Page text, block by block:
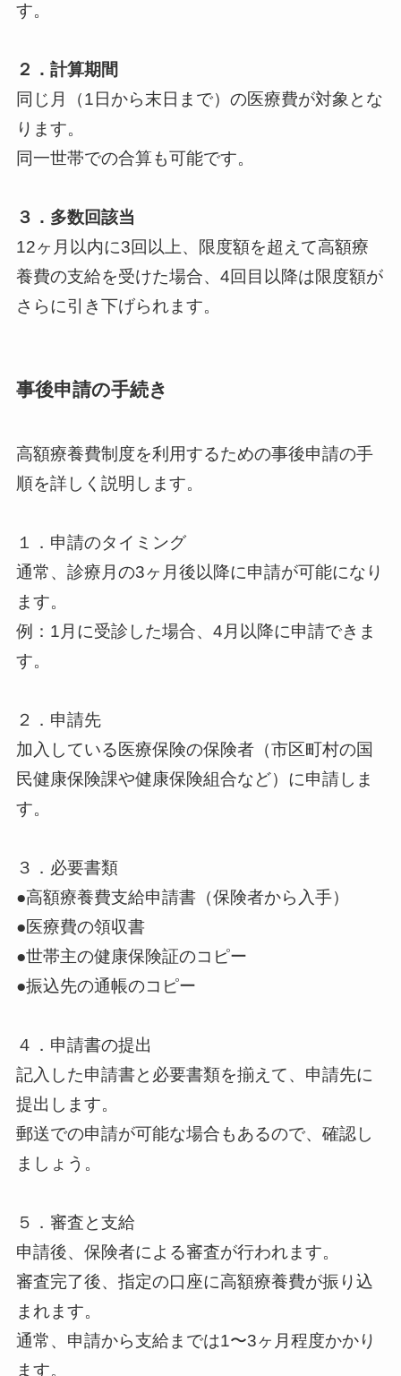
す。
２．計算期間
同じ月（1日から末日まで）の医療費が対象とな
ります。
同一世帯での合算も可能です。
３．多数回該当
12ヶ月以内に3回以上、限度額を超えて高額療
養費の支給を受けた場合、4回目以降は限度額が
さらに引き下げられます。
事後申請の手続き
高額療養費制度を利用するための事後申請の手
順を詳しく説明します。
１．申請のタイミング
通常、診療月の3ヶ月後以降に申請が可能になり
ます。
例：1月に受診した場合、4月以降に申請できま
す。
２．申請先
加入している医療保険の保険者（市区町村の国
民健康保険課や健康保険組合など）に申請しま
す。
３．必要書類
●高額療養費支給申請書（保険者から入手）
●医療費の領収書
●世帯主の健康保険証のコピー
●振込先の通帳のコピー
４．申請書の提出
記入した申請書と必要書類を揃えて、申請先に
提出します。
郵送での申請が可能な場合もあるので、確認し
ましょう。
５．審査と支給
申請後、保険者による審査が行われます。
審査完了後、指定の口座に高額療養費が振り込
まれます。
通常、申請から支給までは1〜3ヶ月程度かかり
ます。